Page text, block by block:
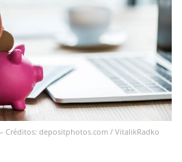
Créditos: depositphotos.com / VitalikRadko